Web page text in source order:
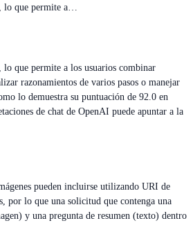
lo que permite a…
lo que permite a los usuarios combinar
razonamientos de varios pasos o manejar
lo demuestra su puntuación de 92.0 en
de chat de OpenAI puede apuntar a la
pueden incluirse utilizando URI de
por lo que una solicitud que contenga una
y una pregunta de resumen (texto) dentro